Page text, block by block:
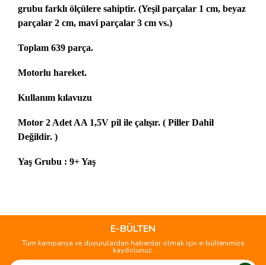
grubu farklı ölçülere sahiptir. (Yeşil parçalar 1 cm, beyaz
parçalar 2 cm, mavi parçalar 3 cm vs.)
Toplam 639 parça.
Motorlu hareket.
Kullanım kılavuzu
Motor 2 Adet AA 1,5V pil ile çalışır. ( Piller Dahil
Değildir. )
Yaş Grubu : 9+ Yaş
Yorum Yaz
kullanarak tarafımıza iletebilirsiniz.
Görüş ve önerileriniz için teşekkür ederiz.
E-BÜLTEN
Tüm kampanya ve duyurulardan haberdar olmak için e-bültenimize
kaydolunuz.